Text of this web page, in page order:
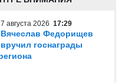
7 августа 2026 17:29
Вячеслав Федорищев
вручил госнаграды